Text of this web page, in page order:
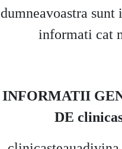
dumneavoastra sunt
informati cat
INFORMATII
DE